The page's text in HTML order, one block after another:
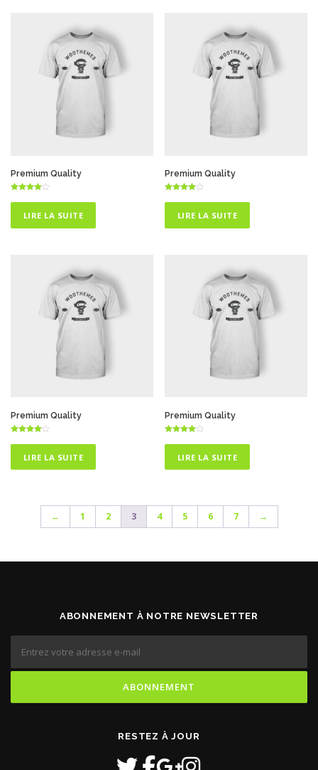
Premium Quality
4.00
sur 5LIRE LA SUITE
Premium Quality
4.00
sur 5LIRE LA SUITE
Premium Quality
4.00
sur 5LIRE LA SUITE
Premium Quality
4.00
sur 5LIRE LA SUITE
← 1 2 3 4 5 6 7 →
ABONNEMENT À NOTRE NEWSLETTER
RESTEZ À JOUR